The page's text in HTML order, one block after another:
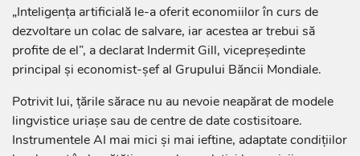
„Inteligența artificială le-a oferit economiilor în curs de
dezvoltare un colac de salvare, iar acestea ar trebui să
profite de el”, a declarat Indermit Gill, vicepreședinte
principal și economist-șef al Grupului Băncii Mondiale.
Potrivit lui, țările sărace nu au nevoie neapărat de modele
lingvistice uriașe sau de centre de date costisitoare.
Instrumentele AI mai mici și mai ieftine, adaptate condițiilor